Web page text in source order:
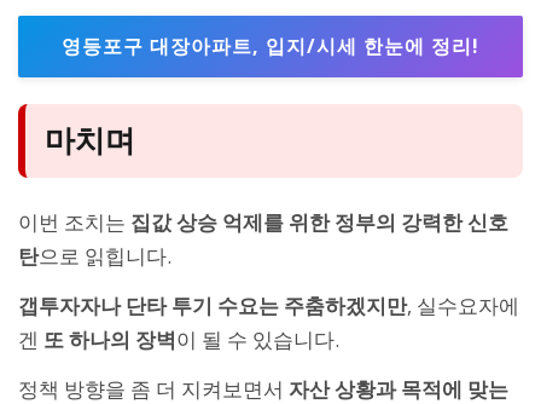
영등포구 대장아파트, 입지/시세 한눈에 정리!
마치며
이번 조치는 집값 상승 억제를 위한 정부의 강력한 신호
탄으로 읽힙니다.
갭투자자나 단타 투기 수요는 주춤하겠지만, 실수요자에
겐 또 하나의 장벽이 될 수 있습니다.
정책 방향을 좀 더 지켜보면서 자산 상황과 목적에 맞는